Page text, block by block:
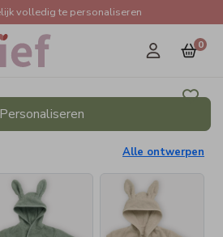
volledig te personaliseren
0
Personaliseren
Alle ontwerpen